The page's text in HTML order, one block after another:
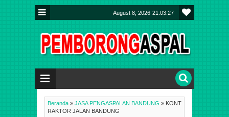
August 8, 2026 21:03:28
Beranda » JASA PENGASPALAN BANDUNG » KONT
RAKTOR JALAN BANDUNG